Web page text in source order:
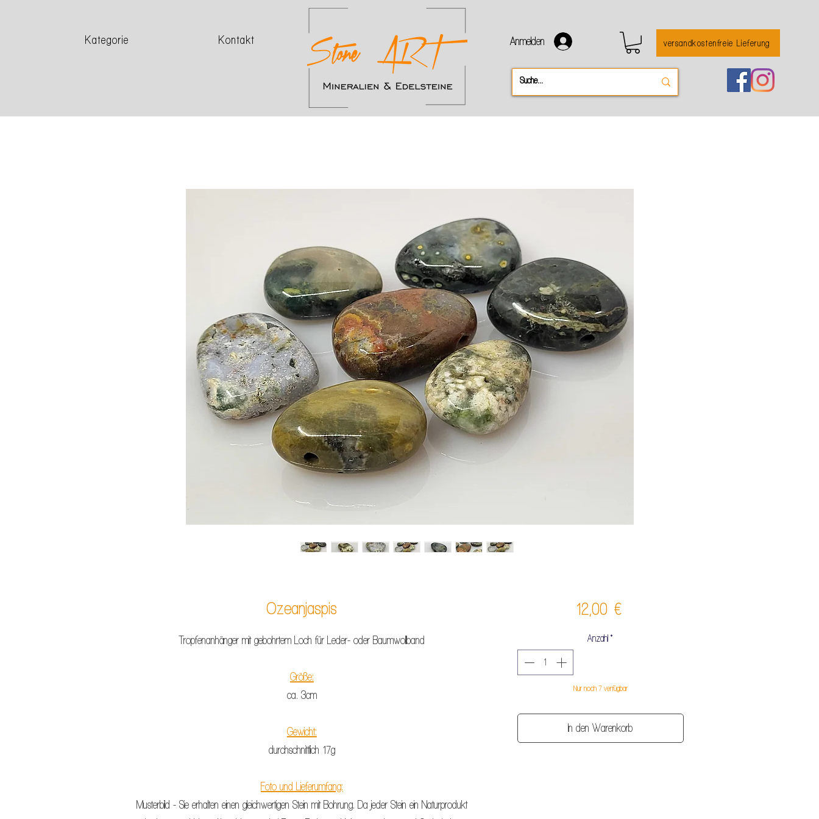
Anmelden versandkostenfreie Lieferung
Kategorie Kontakt
Ozeanjaspis
Tropfenanhänger mit gebohrtem Loch für Leder- oder Baumwollband
Größe:
ca. 3cm
Gewicht:
durchschnittlich 17g
Foto und Lieferumfang:
Musterbild - Sie erhalten einen gleichwertigen Stein mit Bohrung. Da jeder Stein ein Naturprodukt
12,00 €Preis
Anzahl *
Nur noch 7 verfügbar
In den Warenkorb